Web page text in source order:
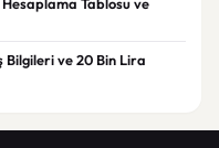
Bilgileri ve 20 Bin Lira